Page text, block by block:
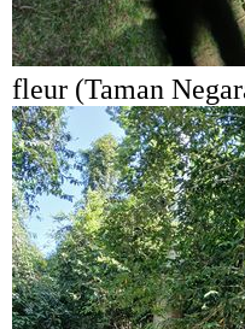
fleur (Taman